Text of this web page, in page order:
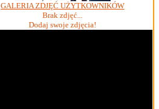
GALERIA ZDJĘĆ UŻYTKOWNIKÓW
Brak zdjęć...
Dodaj swoje zdjęcia!